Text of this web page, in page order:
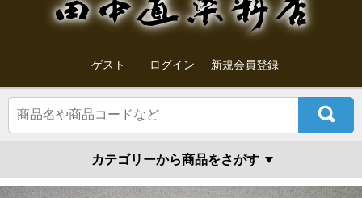
ゲスト ログイン 新規会員登録
カテゴリーから商品をさがす